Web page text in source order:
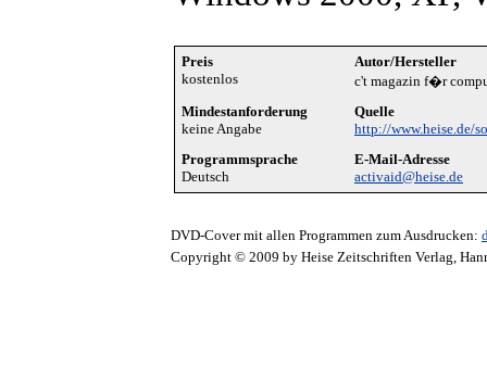
Preis
kostenlos
Autor/Hersteller
c't magazin f�r
Mindestanforderung
keine Angabe
Quelle
http://www.heise.de/
Programmsprache
Deutsch
E-Mail-Adresse
activaid@heise.de
DVD-Cover mit allen Programmen zum Ausdrucken:
Copyright © 2009 by Heise Zeitschriften Verlag,